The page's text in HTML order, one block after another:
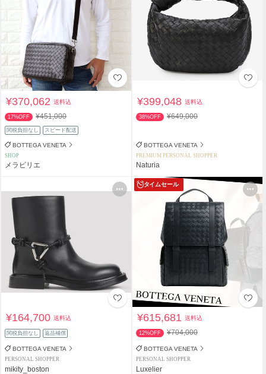
¥370,062送料込
17%OFF ¥451,000
関税負担なし スピード配送
BOTTEGA VENETA
SHOP
メラビリエ
¥399,048送料込
38%OFF ¥649,000
BOTTEGA VENETA
PREMIUM PERSONAL SHOPPER
Naturia
¥164,700送料込
関税負担なし 返品補償
BOTTEGA VENETA
PERSONAL SHOPPER
mikity_boston
タイムセール
¥615,681送料込
12%OFF ¥704,000
BOTTEGA VENETA
PERSONAL SHOPPER
Luxelier